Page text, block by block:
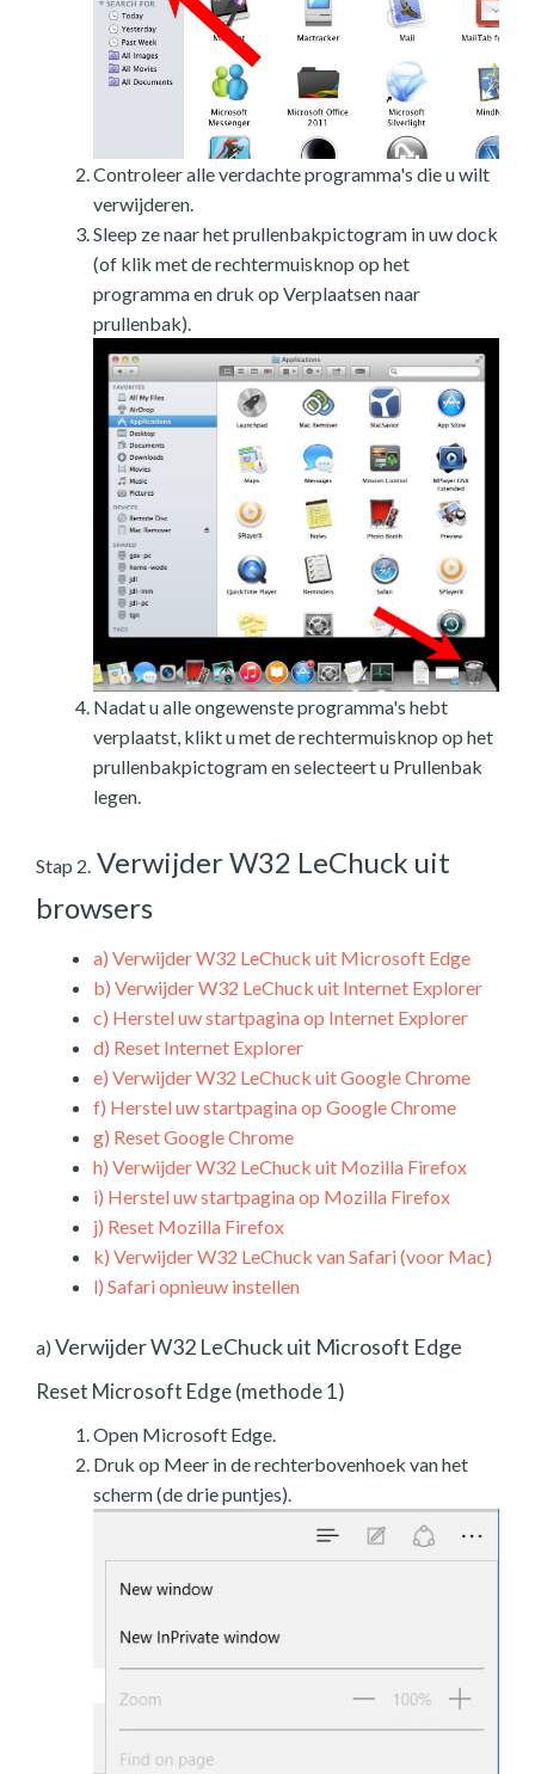
Controleer alle verdachte programma's die u wilt
verwijderen.
Sleep ze naar het prullenbakpictogram in uw dock
(of klik met de rechtermuisknop op het
programma en druk op Verplaatsen naar
prullenbak).
Nadat u alle ongewenste programma's hebt
verplaatst, klikt u met de rechtermuisknop op het
prullenbakpictogram en selecteert u Prullenbak
legen.
Stap 2. Verwijder W32 LeChuck uit
browsers
a) Verwijder W32 LeChuck uit Microsoft Edge
b) Verwijder W32 LeChuck uit Internet Explorer
c) Herstel uw startpagina op Internet Explorer
d) Reset Internet Explorer
e) Verwijder W32 LeChuck uit Google Chrome
f) Herstel uw startpagina op Google Chrome
g) Reset Google Chrome
h) Verwijder W32 LeChuck uit Mozilla Firefox
i) Herstel uw startpagina op Mozilla Firefox
j) Reset Mozilla Firefox
k) Verwijder W32 LeChuck van Safari (voor Mac)
l) Safari opnieuw instellen
a) Verwijder W32 LeChuck uit Microsoft Edge
Reset Microsoft Edge (methode 1)
Open Microsoft Edge.
Druk op Meer in de rechterbovenhoek van het
scherm (de drie puntjes).